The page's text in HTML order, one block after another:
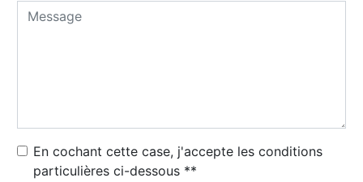
En cochant cette case, j'accepte les conditions
particulières ci-dessous **